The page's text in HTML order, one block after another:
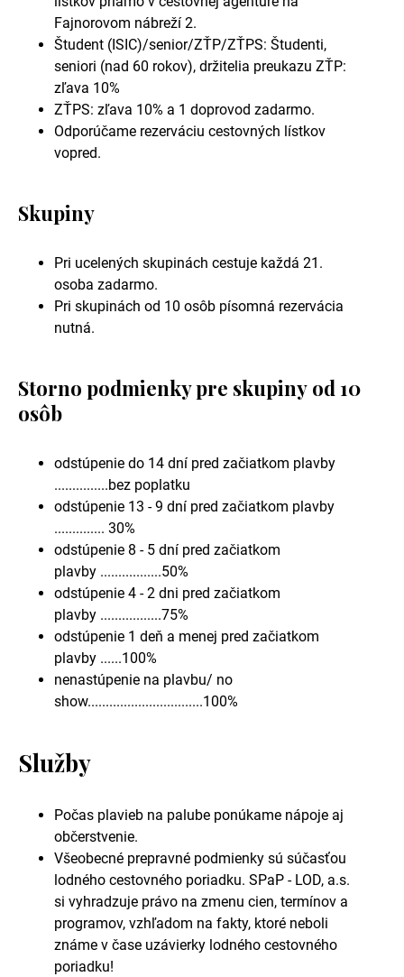
Fajnorovom nábreží 2.
Študent (ISIC)/senior/ZŤP/ZŤPS: Študenti,
seniori (nad 60 rokov), držitelia preukazu ZŤP:
zľava 10%
ZŤPS: zľava 10% a 1 doprovod zadarmo.
Odporúčame rezerváciu cestovných lístkov
vopred.
Skupiny
Pri ucelených skupinách cestuje každá 21.
osoba zadarmo.
Pri skupinách od 10 osôb písomná rezervácia
nutná.
Storno podmienky pre skupiny od 10
osôb
odstúpenie do 14 dní pred začiatkom plavby
...............bez poplatku
odstúpenie 13 - 9 dní pred začiatkom plavby
.............. 30%
odstúpenie 8 - 5 dní pred začiatkom
plavby .................50%
odstúpenie 4 - 2 dni pred začiatkom
plavby .................75%
odstúpenie 1 deň a menej pred začiatkom
plavby ......100%
nenastúpenie na plavbu/ no
show................................100%
Služby
Počas plavieb na palube ponúkame nápoje aj
občerstvenie.
Všeobecné prepravné podmienky sú súčasťou
lodného cestovného poriadku. SPaP - LOD, a.s.
si vyhradzuje právo na zmenu cien, termínov a
programov, vzhľadom na fakty, ktoré neboli
známe v čase uzávierky lodného cestovného
poriadku!